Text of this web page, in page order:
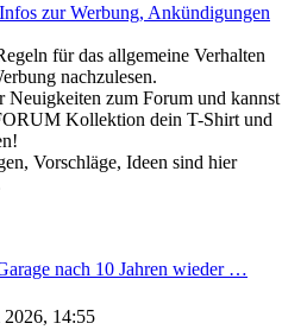
zur Werbung, Ankündigungen
für das allgemeine Verhalten
nachzulesen.
Neuigkeiten zum Forum und kannst
Kollektion dein T-Shirt und
Vorschläge, Ideen sind hier
nach 10 Jahren wieder …
2026, 14:55